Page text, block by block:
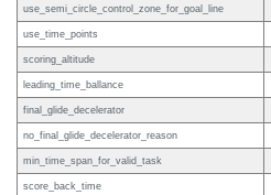
use_semi_circle_control_zone_for_goal_line
use_time_points
scoring_altitude
leading_time_ballance
final_glide_decelerator
no_final_glide_decelerator_reason
min_time_span_for_valid_task
score_back_time